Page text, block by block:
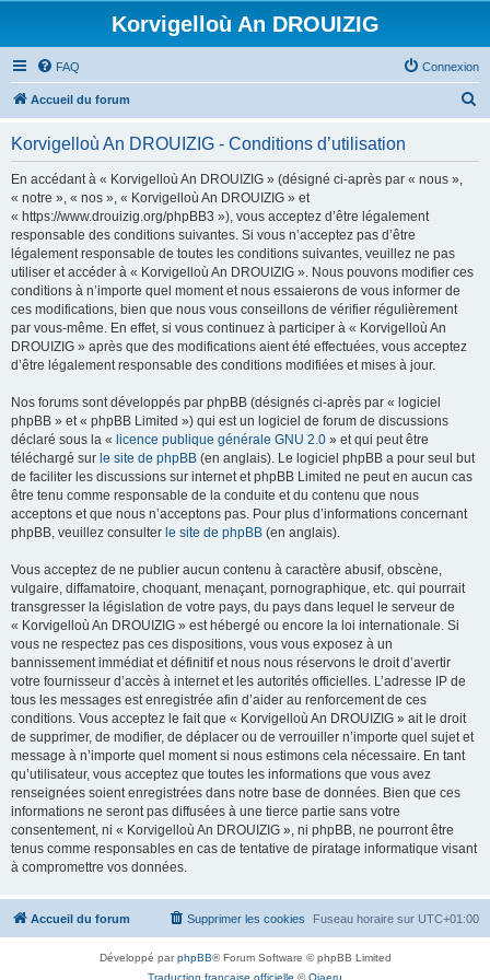
Korvigelloù An DROUIZIG
FAQ Connexion
Accueil du forum
Korvigelloù An DROUIZIG - Conditions d’utilisation
En accédant à « Korvigelloù An DROUIZIG » (désigné ci-après par « nous »,
« notre », « nos », « Korvigelloù An DROUIZIG » et
« https://www.drouizig.org/phpBB3 »), vous acceptez d’être légalement
responsable des conditions suivantes. Si vous n’acceptez pas d’être
légalement responsable de toutes les conditions suivantes, veuillez ne pas
utiliser et accéder à « Korvigelloù An DROUIZIG ». Nous pouvons modifier ces
conditions à n’importe quel moment et nous essaierons de vous informer de
ces modifications, bien que nous vous conseillons de vérifier régulièrement
par vous-même. En effet, si vous continuez à participer à « Korvigelloù An
DROUIZIG » après que des modifications aient été effectuées, vous acceptez
d’être légalement responsable des conditions modifiées et mises à jour.
Nos forums sont développés par phpBB (désignés ci-après par « logiciel
phpBB » et « phpBB Limited ») qui est un logiciel de forum de discussions
déclaré sous la « licence publique générale GNU 2.0 » et qui peut être
téléchargé sur le site de phpBB (en anglais). Le logiciel phpBB a pour seul but
de faciliter les discussions sur internet et phpBB Limited ne peut en aucun cas
être tenu comme responsable de la conduite et du contenu que nous
acceptons et que nous n’acceptons pas. Pour plus d’informations concernant
phpBB, veuillez consulter le site de phpBB (en anglais).
Vous acceptez de ne publier aucun contenu à caractère abusif, obscène,
vulgaire, diffamatoire, choquant, menaçant, pornographique, etc. qui pourrait
transgresser la législation de votre pays, du pays dans lequel le serveur de
« Korvigelloù An DROUIZIG » est hébergé ou encore la loi internationale. Si
vous ne respectez pas ces dispositions, vous vous exposez à un
bannissement immédiat et définitif et nous nous réservons le droit d’avertir
votre fournisseur d’accès à internet et les autorités officielles. L’adresse IP de
tous les messages est enregistrée afin d’aider au renforcement de ces
conditions. Vous acceptez le fait que « Korvigelloù An DROUIZIG » ait le droit
de supprimer, de modifier, de déplacer ou de verrouiller n’importe quel sujet et
message à n’importe quel moment si nous estimons cela nécessaire. En tant
qu’utilisateur, vous acceptez que toutes les informations que vous avez
renseignées soient enregistrées dans notre base de données. Bien que ces
informations ne seront pas diffusées à une tierce partie sans votre
consentement, ni « Korvigelloù An DROUIZIG », ni phpBB, ne pourront être
tenus comme responsables en cas de tentative de piratage informatique visant
à compromettre vos données.
Accueil du forum Fuseau horaire sur UTC+01:00
Supprimer les cookies
Développé parphpBB® Forum Software © phpBB Limited
Traduction française officielle ©Qiaeru